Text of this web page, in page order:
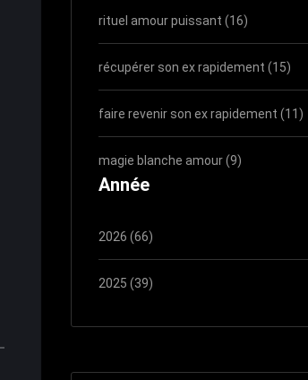
rituel amour puissant (16)
récupérer son ex rapidement (15)
faire revenir son ex rapidement (11)
magie blanche amour (9)
Année
2026 (66)
2025 (39)